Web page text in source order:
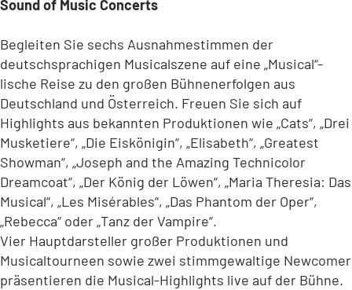
e
n
T
a
b
)
e
i
n
e
m
n
e
u
e
n
T
a
b
)
Sound of Music Concerts
Begleiten Sie sechs Ausnahmestimmen der
deutschsprachigen Musicalszene auf eine „Musical“-
lische Reise zu den großen Bühnenerfolgen aus
Deutschland und Österreich. Freuen Sie sich auf
Highlights aus bekannten Produktionen wie „Cats“, „Drei
Musketiere“, „Die Eiskönigin“, „Elisabeth“, „Greatest
Showman“, „Joseph and the Amazing Technicolor
Dreamcoat“, „Der König der Löwen“, „Maria Theresia: Das
Musical“, „Les Misérables“, „Das Phantom der Oper“,
„Rebecca“ oder „Tanz der Vampire“.
Vier Hauptdarsteller großer Produktionen und
Musicaltourneen sowie zwei stimmgewaltige Newcomer
präsentieren die Musical-Highlights live auf der Bühne.